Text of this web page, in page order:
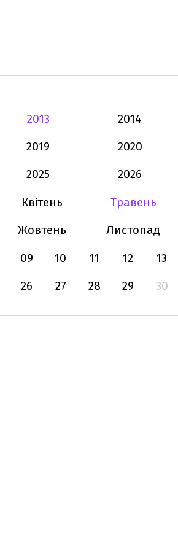
2013
2014
2019
2020
2025
2026
Квітень
Травень
Жовтень
Листопад
09 10 11 12
13
26 27 28 29 30